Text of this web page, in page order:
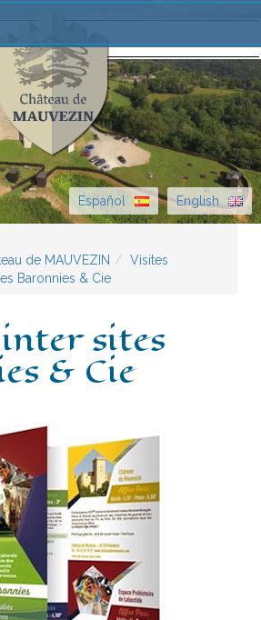
English
Español
de MAUVEZIN
Visites
Baronnies & Cie
inter sites
& Cie